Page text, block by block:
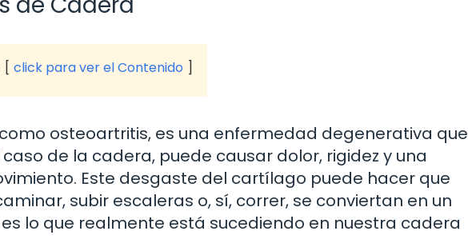
click para ver el Contenido
osteoartritis, es una enfermedad degenerativa que
de la cadera, puede causar dolor, rigidez y una
Este desgaste del cartílago puede hacer que
subir escaleras o, sí, correr, se conviertan en un
lo que realmente está sucediendo en nuestra cadera